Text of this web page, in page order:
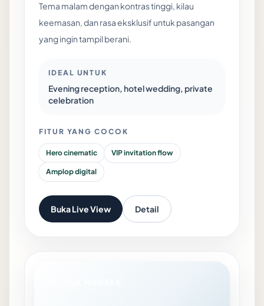
Tema malam dengan kontras tinggi, kilau
keemasan, dan rasa eksklusif untuk pasangan
yang ingin tampil berani.
IDEAL UNTUK
Evening reception, hotel wedding, private
celebration
FITUR YANG COCOK
Hero cinematic VIP invitation flow
Amplop digital
Buka Live View Detail